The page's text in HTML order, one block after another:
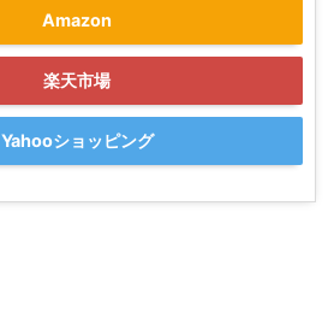
Amazon
楽天市場
Yahooショッピング